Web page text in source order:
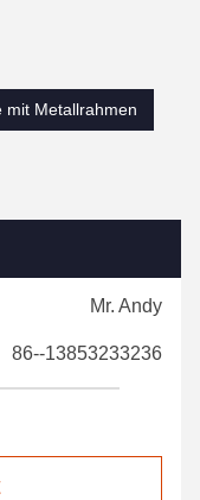
mit Metallrahmen
Mr. Andy
86--13853233236